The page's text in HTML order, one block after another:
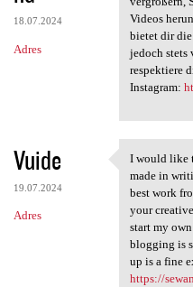
18.07.2024
Adres
Videos
bietet dir
jedoch stets
respektiere
Instagram:
Vuide
19.07.2024
Adres
I would
I would like
made in
best work
your
start my
blogging is
up is a fine
https://